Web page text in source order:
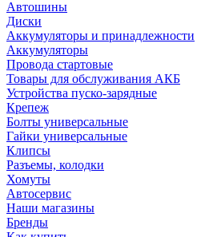
Автошины
Диски
Аккумуляторы и принадлежности
Аккумуляторы
Провода стартовые
Товары для обслуживания АКБ
Устройства пуско-зарядные
Крепеж
Болты универсальные
Гайки универсальные
Клипсы
Разъемы, колодки
Хомуты
Автосервис
Наши магазины
Бренды